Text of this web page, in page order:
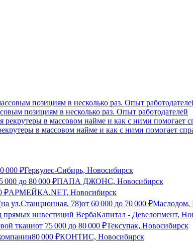
позициям в несколько раз. Опыт работодателей
в массовом найме и как с ними помогает
000 ₽Геркулес-Сибирь, Новосибирск
000 до 80 000 ₽ПАПА ДЖОНС, Новосибирск
₽АРМЕЙКА.NET, Новосибирск
ул.Станционная, 78)от 60 000 до 70 000 ₽Маслодом,
инвестиций ВербаКапитал - Девелопмент,
тканиот 75 000 до 80 000 ₽Тексупак, Новосибирск
80 000 ₽КОНТИС, Новосибирск